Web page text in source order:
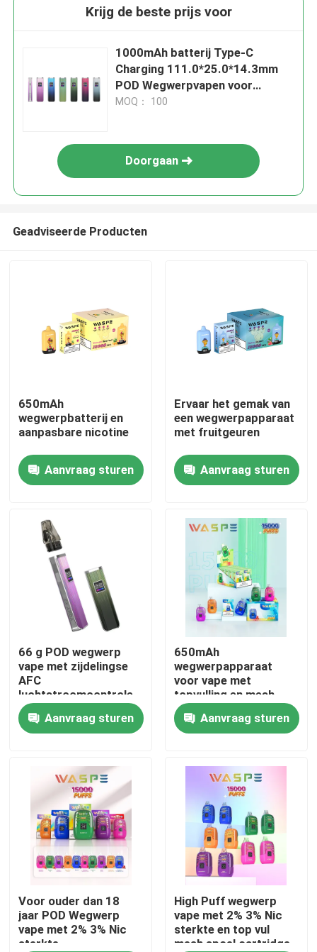
Huis
Producten
Ongeveer ons
Fabrieksreis
Kwaliteitscontrole
Contacteer ons
Nieuws
Beschikbare Vape-Pen
Het Beschikbare Vape Apparaat van CBD
Krijg de beste prijs voor
1000mAh batterij Type-C
Charging 111.0*25.0*14.3mm
POD Wegwerpvapen voor
gemakkelijk vapen
MOQ： 100
Doorgaan
Geadviseerde Producten
650mAh
wegwerpbatterij en
aanpasbare nicotine
Aanvraag sturen
Ervaar het gemak van
een wegwerpapparaat
met fruitgeuren
Aanvraag sturen
66 g POD wegwerp
vape met zijdelingse
AFC
luchtstroomcontrole
en 1000mAh batterij
Aanvraag sturen
650mAh
wegwerpapparaat
voor vape met
topvulling en mesh
spoel voor ouder dan
18 jaarAanvraag sturen
Voor ouder dan 18
jaar POD Wegwerp
vape met 2% 3% Nic
sterkte
High Puff wegwerp
vape met 2% 3% Nic
sterkte en top vul
mesh spoel cartridge